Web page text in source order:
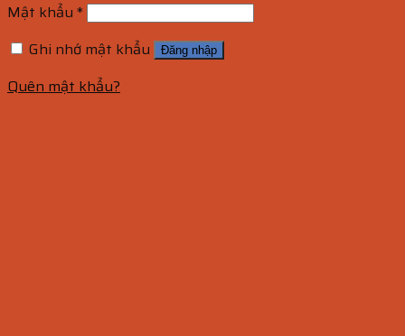
Mật khẩu *
Ghi nhớ mật khẩu
Đăng nhập
Quên mật khẩu?